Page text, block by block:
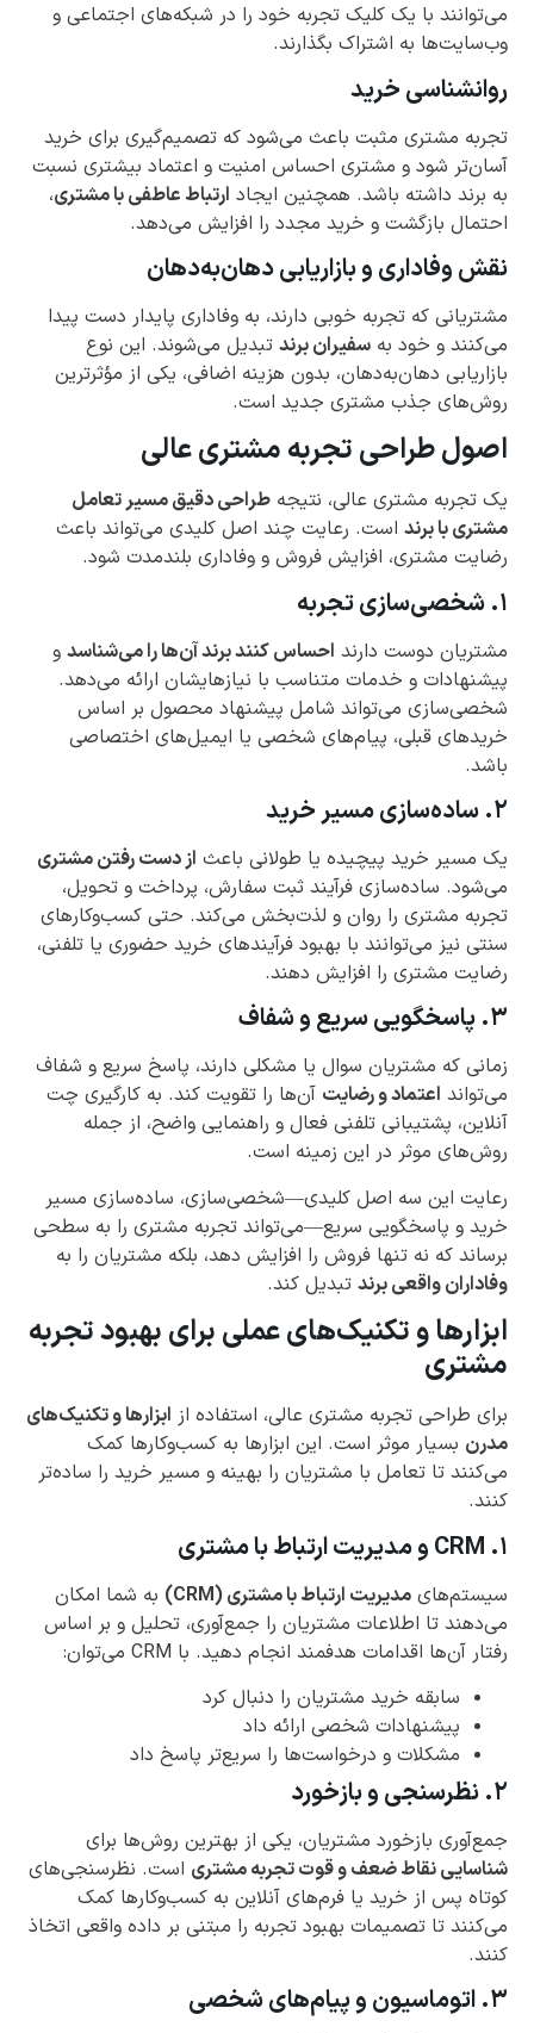
می‌توانند با یک کلیک تجربه خود را در شبکه‌های اجتماعی و
وب‌سایت‌ها به اشتراک بگذارند.
روانشناسی خرید
تجربه مشتری مثبت باعث می‌شود که تصمیم‌گیری برای خرید
آسان‌تر شود و مشتری احساس امنیت و اعتماد بیشتری نسبت
به برند داشته باشد. همچنین ایجاد ارتباط عاطفی با مشتری،
احتمال بازگشت و خرید مجدد را افزایش می‌دهد.
نقش وفاداری و بازاریابی دهان‌به‌دهان
مشتریانی که تجربه خوبی دارند، به وفاداری پایدار دست پیدا
می‌کنند و خود به سفیران برند تبدیل می‌شوند. این نوع
بازاریابی دهان‌به‌دهان، بدون هزینه اضافی، یکی از مؤثرترین
روش‌های جذب مشتری جدید است.
اصول طراحی تجربه مشتری عالی
یک تجربه مشتری عالی، نتیجه طراحی دقیق مسیر تعامل
مشتری با برند است. رعایت چند اصل کلیدی می‌تواند باعث
رضایت مشتری، افزایش فروش و وفاداری بلندمدت شود.
۱. شخصی‌سازی تجربه
مشتریان دوست دارند احساس کنند برند آن‌ها را می‌شناسد و
پیشنهادات و خدمات متناسب با نیازهایشان ارائه می‌دهد.
شخصی‌سازی می‌تواند شامل پیشنهاد محصول بر اساس
خریدهای قبلی، پیام‌های شخصی یا ایمیل‌های اختصاصی
باشد.
۲. ساده‌سازی مسیر خرید
یک مسیر خرید پیچیده یا طولانی باعث از دست رفتن مشتری
می‌شود. ساده‌سازی فرآیند ثبت سفارش، پرداخت و تحویل،
تجربه مشتری را روان و لذت‌بخش می‌کند. حتی کسب‌وکارهای
سنتی نیز می‌توانند با بهبود فرآیندهای خرید حضوری یا تلفنی،
رضایت مشتری را افزایش دهند.
۳. پاسخگویی سریع و شفاف
زمانی که مشتریان سوال یا مشکلی دارند، پاسخ سریع و شفاف
می‌تواند اعتماد و رضایت آن‌ها را تقویت کند. به کارگیری چت
آنلاین، پشتیبانی تلفنی فعال و راهنمایی واضح، از جمله
روش‌های موثر در این زمینه است.
رعایت این سه اصل کلیدی—شخصی‌سازی، ساده‌سازی مسیر
خرید و پاسخگویی سریع—می‌تواند تجربه مشتری را به سطحی
برساند که نه تنها فروش را افزایش دهد، بلکه مشتریان را به
وفاداران واقعی برند تبدیل کند.
ابزارها و تکنیک‌های عملی برای بهبود تجربه
مشتری
برای طراحی تجربه مشتری عالی، استفاده از ابزارها و تکنیک‌های
مدرن بسیار موثر است. این ابزارها به کسب‌وکارها کمک
می‌کنند تا تعامل با مشتریان را بهینه و مسیر خرید را ساده‌تر
کنند.
۱. CRM و مدیریت ارتباط با مشتری
سیستم‌های مدیریت ارتباط با مشتری (CRM)
به شما امکان
می‌دهند تا اطلاعات مشتریان را جمع‌آوری، تحلیل و بر اساس
رفتار آن‌ها اقدامات هدفمند انجام دهید. با CRM می‌توان:
سابقه خرید مشتریان را دنبال کرد
پیشنهادات شخصی ارائه داد
مشکلات و درخواست‌ها را سریع‌تر پاسخ داد
۲. نظرسنجی و بازخورد
جمع‌آوری بازخورد مشتریان، یکی از بهترین روش‌ها برای
شناسایی نقاط ضعف و قوت تجربه مشتری است. نظرسنجی‌های
کوتاه پس از خرید یا فرم‌های آنلاین به کسب‌وکارها کمک
می‌کنند تا تصمیمات بهبود تجربه را مبتنی بر داده واقعی اتخاذ
کنند.
۳. اتوماسیون و پیام‌های شخصی